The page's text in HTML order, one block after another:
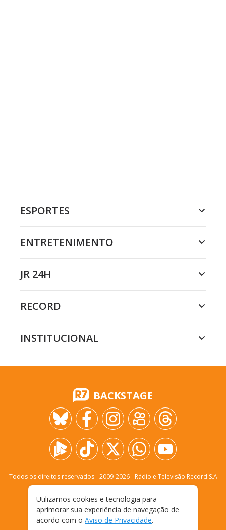
ESPORTES
ENTRETENIMENTO
JR 24H
RECORD
INSTITUCIONAL
BACKSTAGE
Todos os direitos reservados - 2009-2026- Rádio e Televisão Record S.A
FALE CONOSCO
PRIVACIDADE
TERMOS E CONDIÇÕES DE USO
Utilizamos cookies e tecnologia para
aprimorar sua experiência de navegação de
acordo com o Aviso de Privacidade.